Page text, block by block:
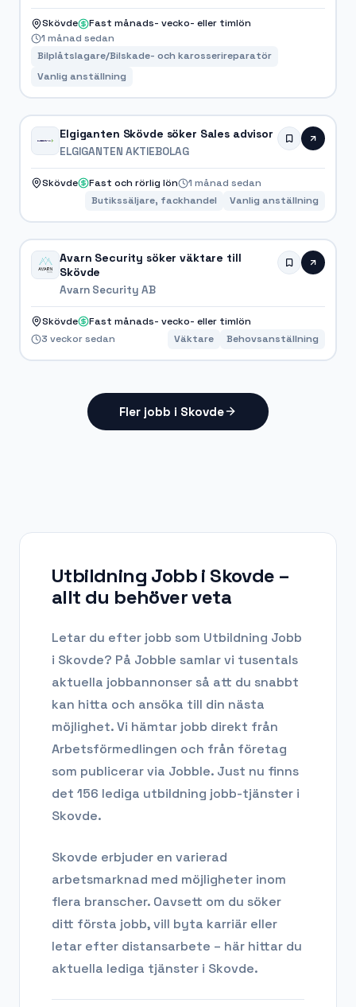
Skövde
Fast månads- vecko- eller timlön
1 månad sedan
Bilplåtslagare/Bilskade- och karosserireparatör
Vanlig anställning
Elgiganten Skövde söker Sales advisor
ELGIGANTEN AKTIEBOLAG
Skövde Fast och rörlig lön
1 månad sedan
Butikssäljare, fackhandel
Vanlig anställning
Avarn Security söker väktare till
Skövde
Avarn Security AB
Skövde
Fast månads- vecko- eller timlön
3 veckor sedan
Väktare Behovsanställning
Fler jobb i Skovde
Utbildning Jobb i Skovde –
allt du behöver veta
Letar du efter jobb som Utbildning Jobb
i Skovde? På Jobble samlar vi tusentals
aktuella jobbannonser så att du snabbt
kan hitta och ansöka till din nästa
möjlighet. Vi hämtar jobb direkt från
Arbetsförmedlingen och från företag
som publicerar via Jobble. Just nu finns
det 156 lediga utbildning jobb-tjänster i
Skovde.
Skovde erbjuder en varierad
arbetsmarknad med möjligheter inom
flera branscher. Oavsett om du söker
ditt första jobb, vill byta karriär eller
letar efter distansarbete – här hittar du
aktuella lediga tjänster i Skovde.